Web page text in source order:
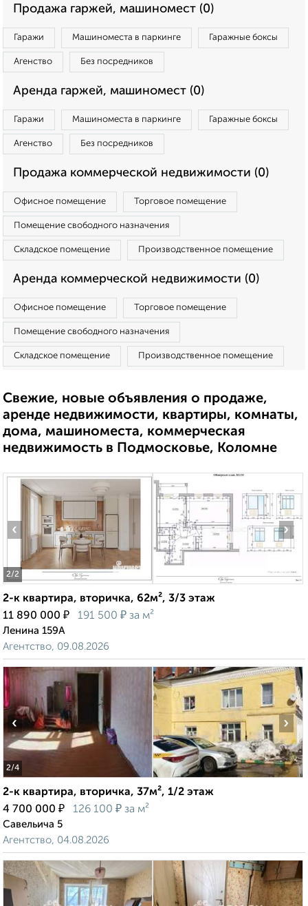
Продажа гаржей, машиномест (0)
Гаражи Машиноместа в паркинге Гаражные боксы
Агенство Без посредников
Аренда гаржей, машиномест (0)
Гаражи Машиноместа в паркинге Гаражные боксы
Агенство Без посредников
Продажа коммерческой недвижимости (0)
Офисное помещение Торговое помещение
Помещение свободного назначения
Складское помещение Производственное помещение
Аренда коммерческой недвижимости (0)
Офисное помещение Торговое помещение
Помещение свободного назначения
Складское помещение Производственное помещение
Свежие, новые объявления о продаже,
аренде недвижимости, квартиры, комнаты,
дома, машиноместа, коммерческая
недвижимость в Подмосковье, Коломне
2/2
‹ ›
2-к квартира, вторичка, 62м², 3/3 этаж
11 890 000 ₽ 191 500 ₽ за м²
Ленина 159А
Агентство, 09.08.2026
2/4
‹ ›
2-к квартира, вторичка, 37м², 1/2 этаж
4 700 000 ₽ 126 100 ₽ за м²
Савельича 5
Агентство, 04.08.2026